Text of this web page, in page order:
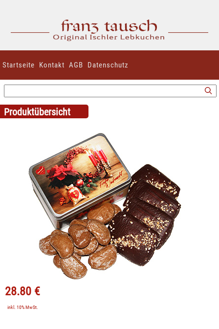
Startseite Kontakt AGB Datenschutz
Produktübersicht
28.80 €
inkl. 10% MwSt.